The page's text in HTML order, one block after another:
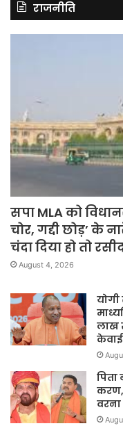
राजनीति
सपा MLA को
चोर, गद्दी छोड़’ के
चंदा दिया हो तो
August 4, 2026
लाख